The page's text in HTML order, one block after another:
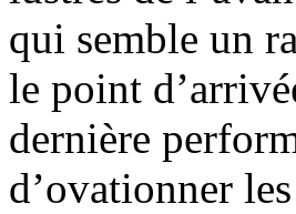
qui semble un
le point
dernière
d’ovationner